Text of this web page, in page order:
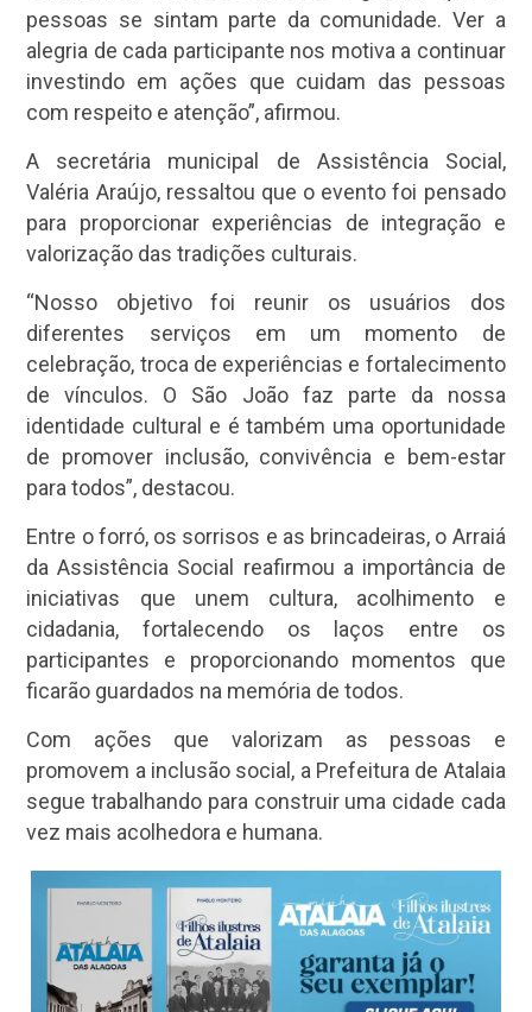
pessoas se sintam parte da comunidade. Ver a
alegria de cada participante nos motiva a continuar
investindo em ações que cuidam das pessoas
com respeito e atenção”, afirmou.
A secretária municipal de Assistência Social,
Valéria Araújo, ressaltou que o evento foi pensado
para proporcionar experiências de integração e
valorização das tradições culturais.
“Nosso objetivo foi reunir os usuários dos
diferentes serviços em um momento de
celebração, troca de experiências e fortalecimento
de vínculos. O São João faz parte da nossa
identidade cultural e é também uma oportunidade
de promover inclusão, convivência e bem-estar
para todos”, destacou.
Entre o forró, os sorrisos e as brincadeiras, o Arraiá
da Assistência Social reafirmou a importância de
iniciativas que unem cultura, acolhimento e
cidadania, fortalecendo os laços entre os
participantes e proporcionando momentos que
ficarão guardados na memória de todos.
Com ações que valorizam as pessoas e
promovem a inclusão social, a Prefeitura de Atalaia
segue trabalhando para construir uma cidade cada
vez mais acolhedora e humana.